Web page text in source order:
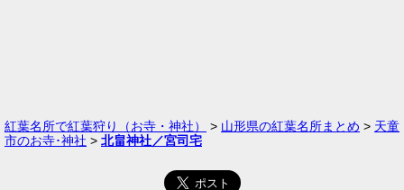
紅葉名所で紅葉狩り（お寺・神社） > 山形県の紅葉名所まとめ > 天童
市のお寺･神社 > 北畠神社／宮司宅